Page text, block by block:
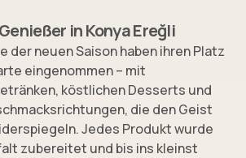
in Konya Ereğli
der neuen Saison haben ihren Platz
eingenommen – mit
köstlichen Desserts und
die den Geist
Jedes Produkt wurde
zubereitet und bis ins kleinst